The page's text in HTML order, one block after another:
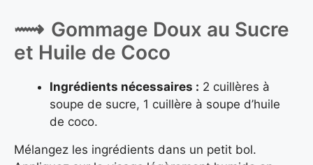
Gommage Doux au Sucre
et Huile de Coco
Ingrédients nécessaires : 2 cuillères à
soupe de sucre, 1 cuillère à soupe d’huile
de coco.
Mélangez les ingrédients dans un petit bol.